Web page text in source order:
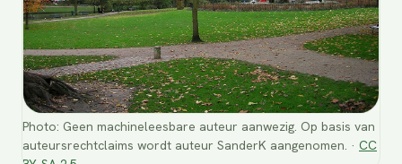
Photo: Geen machineleesbare auteur aanwezig. Op basis van
auteursrechtclaims wordt auteur SanderK aangenomen. · CC